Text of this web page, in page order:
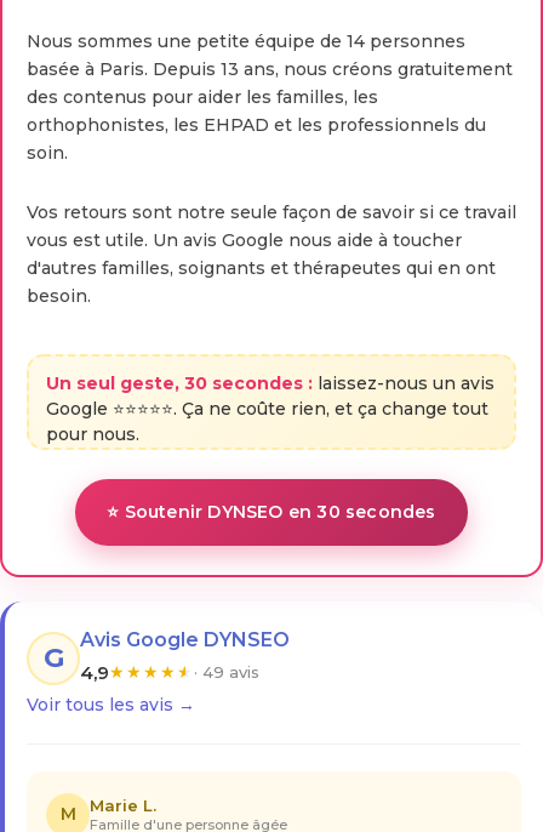
Nous sommes une petite équipe de 14 personnes
basée à Paris. Depuis 13 ans, nous créons gratuitement
des contenus pour aider les familles, les
orthophonistes, les EHPAD et les professionnels du
soin.
Vos retours sont notre seule façon de savoir si ce travail
vous est utile. Un avis Google nous aide à toucher
d'autres familles, soignants et thérapeutes qui en ont
besoin.
Un seul geste, 30 secondes : laissez-nous un avis
Google ⭐⭐⭐⭐⭐. Ça ne coûte rien, et ça change tout
pour nous.
⭐ Soutenir DYNSEO en 30 secondes
G
Avis Google DYNSEO
4,9★★★★★ · 49 avis
Voir tous les avis →
M Marie L.
Famille d'une personne âgée